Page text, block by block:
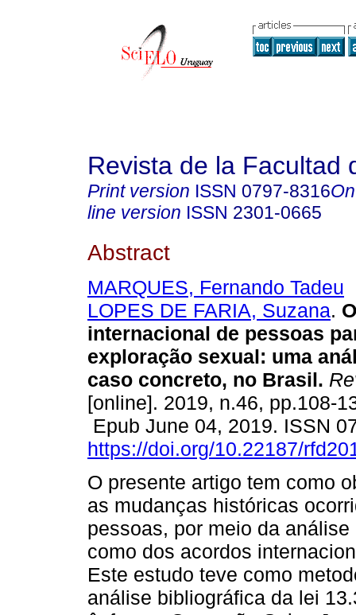
Revista de la Facultad
Print version ISSN 0797-8316
line version ISSN 2301-0665
Abstract
MARQUES, Fernando Tadeu
LOPES DE FARIA, Suzana.
internacional de pessoas
exploração sexual: uma
caso concreto, no Brasil.
[online]. 2019, n.46, pp.108-
Epub June 04, 2019. ISSN
https://doi.org/10.22187/
O presente artigo tem como
as mudanças históricas
pessoas, por meio da
como dos acordos
Este estudo teve como
análise bibliográfica da lei